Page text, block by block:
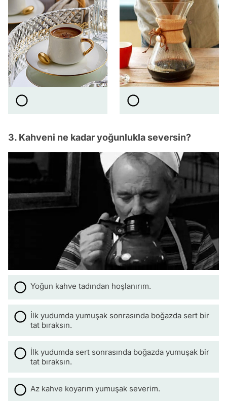
3. Kahveni ne kadar yoğunlukla seversin?
Yoğun kahve tadından hoşlanırım.
İlk yudumda yumuşak sonrasında boğazda sert bir
tat bıraksın.
İlk yudumda sert sonrasında boğazda yumuşak bir
tat bıraksın.
Az kahve koyarım yumuşak severim.